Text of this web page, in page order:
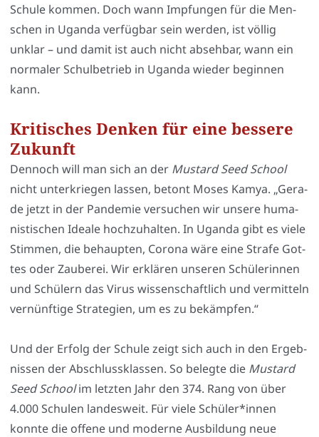
Schu­le kom­men. Doch wann Imp­fun­gen für die Men­
schen in Ugan­da ver­füg­bar sein wer­den, ist völ­lig
unklar – und damit ist auch nicht abseh­bar, wann ein
nor­ma­ler Schul­be­trieb in Ugan­da wie­der begin­nen
kann.
Kritisches Denken für eine bessere
Zukunft
Den­noch will man sich an der Mus­tard Seed School
nicht unter­krie­gen las­sen, betont Moses Kamya. „Gera­
de jetzt in der Pan­de­mie ver­su­chen wir unse­re huma­
nis­ti­schen Idea­le hoch­zu­hal­ten. In Ugan­da gibt es vie­le
Stim­men, die behaup­ten, Coro­na wäre eine Stra­fe Got­
tes oder Zau­be­rei. Wir erklä­ren unse­ren Schü­le­rin­nen
und Schü­lern das Virus wis­sen­schaft­lich und ver­mit­teln
ver­nünf­ti­ge Stra­te­gien, um es zu bekämp­fen.“
Und der Erfolg der Schu­le zeigt sich auch in den Ergeb­
nis­sen der Abschluss­klas­sen. So beleg­te die Mus­tard
Seed Schoolim letz­ten Jahr den 374. Rang von über
4.000 Schu­len lan­des­weit. Für vie­le Schüler*innen
konn­te die offe­ne und moder­ne Aus­bil­dung neue